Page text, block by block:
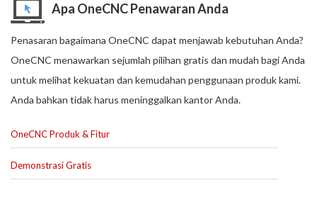
Apa OneCNC Penawaran Anda
Penasaran bagaimana OneCNC dapat menjawab kebutuhan Anda?
OneCNC menawarkan sejumlah pilihan gratis dan mudah bagi Anda
untuk melihat kekuatan dan kemudahan penggunaan produk kami.
Anda bahkan tidak harus meninggalkan kantor Anda.
OneCNC Produk & Fitur
Demonstrasi Gratis